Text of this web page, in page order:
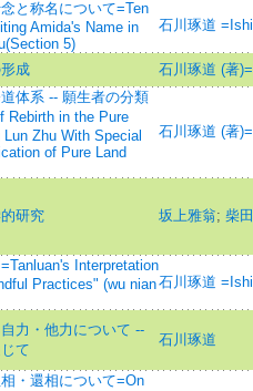
と称名について=Ten
Amida's Name in
5)
石川琢道
成
石川琢道 (著
体系 -- 願生者の分類
Rebirth in the Pure
Zhu With Special
of Pure Land
石川琢道 (著
研究 坂上雅翁; 柴
Interpretation
Practices" (wu nian石川琢道
力・他力について --
て
石川琢道
・還相について=On